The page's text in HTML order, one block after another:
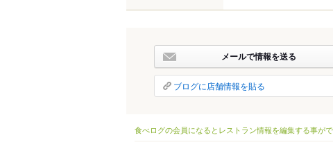
メールで情報を送る
ブログに店舗情報を貼る
食べログの会員になるとレストラン情報を編集する事が